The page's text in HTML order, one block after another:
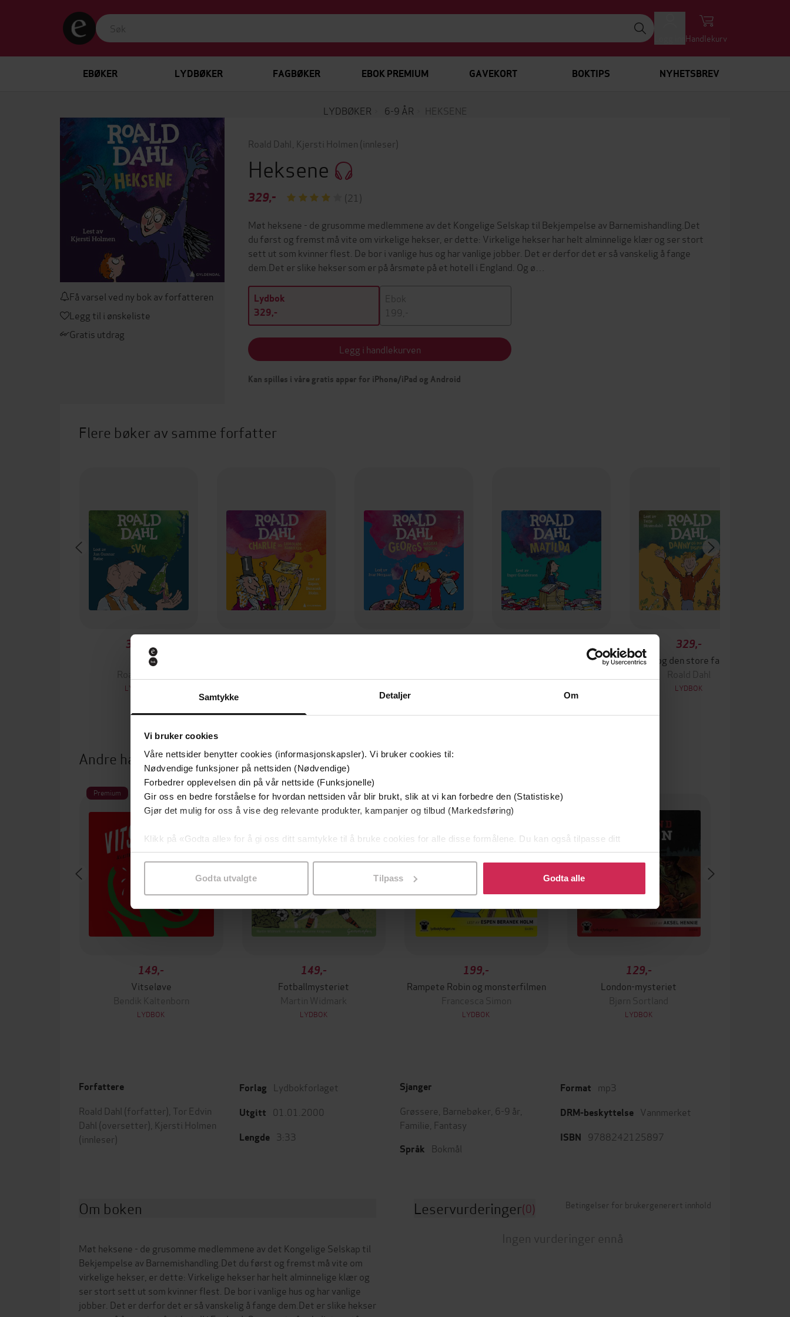
Samtykke Detaljer Om
Vi bruker cookies
Våre nettsider benytter cookies (informasjonskapsler). Vi bruker cookies til:
Nødvendige funksjoner på nettsiden (Nødvendige)
Forbedrer opplevelsen din på vår nettside (Funksjonelle)
Gir oss en bedre forståelse for hvordan nettsiden vår blir brukt, slik at vi kan forbedre den (Statistiske)
Gjør det mulig for oss å vise deg relevante produkter, kampanjer og tilbud (Markedsføring)
Klikk på «Godta alle» for å gi oss ditt samtykke til å bruke cookies for alle disse formålene. Du kan også tilpasse ditt
samtykke til spesifikke formål ved å klikke på «Tilpass». Du kan når som helst trekke tilbake eller endre ditt samtykke.
Godta utvalgte Tilpass Godta alle
Handlekurv
EBØKER LYDBØKER FAGBØKER EBOK PREMIUM GAVEKORT BOKTIPS NYHETSBREV
LYDBØKER 6-9 ÅR HEKSENE
Få varsel ved ny bok av forfatteren
Legg til i ønskeliste
Gratis utdrag
Roald Dahl Kjersti Holmen (innleser)
Heksene
329,-
(21)
Møt heksene - de grusomme medlemmene av det Kongelige Selskap til Bekjempelse av Barnemishandling.Det
du først og fremst må vite om virkelige hekser, er dette: Virkelige hekser har helt alminnelige klær og ser stort
sett ut som kvinner flest. De bor i vanlige hus og har vanlige jobber. Det er derfor det er så vanskelig å fange
dem.Det er slike hekser som er på årsmøte på et hotell i England. Og ø…
Lydbok
329,-
Ebok
199,-
Legg i handlekurven
Kan spilles i våre gratis apper for iPhone/iPad og Android
Flere bøker av samme forfatter
329,-
Roald Dahl
LYDBOK
329,-
Roald Dahl
LYDBOK
Andre har også kjøpt
Premium
149,-
Vitseløve
Bendik Kaltenborn
LYDBOK
Premium
149,-
Fotballmysteriet
Martin Widmark
LYDBOK
Premium
199,-
Rampete Robin og monsterfilmen
Francesca Simon
LYDBOK
129,-
London-mysteriet
Bjørn Sortland
LYDBOK
Forfattere
Roald Dahl (forfatter), Tor Edvin
Dahl (oversetter), Kjersti Holmen
(innleser)
Forlag Lydbokforlaget
Utgitt 01.01.2000
Lengde 3:33
Sjanger
Grøssere Barnebøker 6-9 år
Familie Fantasy
Språk Bokmål
Format mp3
DRM-beskyttelse Vannmerket
ISBN 9788242125897
Om boken
Møt heksene - de grusomme medlemmene av det Kongelige Selskap til
Bekjempelse av Barnemishandling.Det du først og fremst må vite om
virkelige hekser, er dette: Virkelige hekser har helt alminnelige klær og
ser stort sett ut som kvinner flest. De bor i vanlige hus og har vanlige
jobber. Det er derfor det er så vanskelig å fange dem.Det er slike hekser
Leservurderinger(0) Betingelser for brukergenerert innhold
Ingen vurderinger ennå